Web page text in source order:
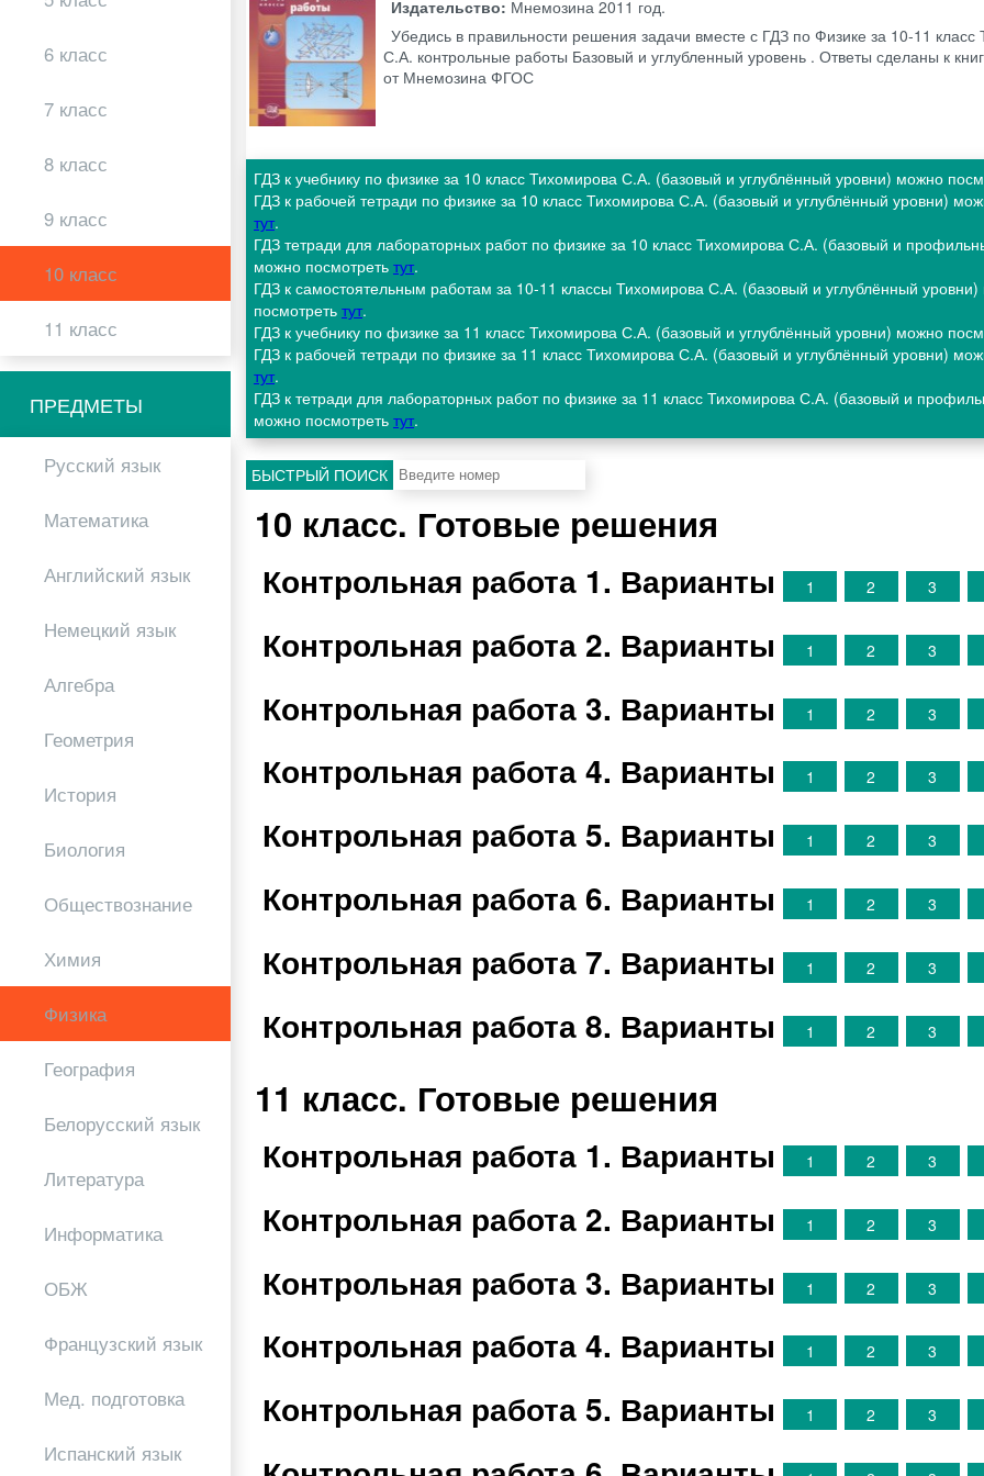
6 класс
7 класс
8 класс
9 класс
10 класс
11 класс
ПРЕДМЕТЫ
Русский язык
Математика
Английский язык
Немецкий язык
Алгебра
Геометрия
История
Биология
Обществознание
Химия
Физика
География
Белорусский язык
Литература
Информатика
ОБЖ
Французский язык
Мед. подготовка
Испанский язык
Издательство: Мнемозина 2011 год.
Убедись в правильности решения задачи вместе с ГДЗ по Физике за 10‐11 класс
С.А. контрольные работы Базовый и углубленный уровень . Ответы сделаны к
от Мнемозина ФГОС
ГДЗ к учебнику по физике за 10 класс Тихомирова С.А. (базовый и углублённый уровни) можно
ГДЗ к рабочей тетради по физике за 10 класс Тихомирова С.А. (базовый и углублённый уровни)
тут.
ГДЗ тетради для лабораторных работ по физике за 10 класс Тихомирова С.А. (базовый и
можно посмотреть тут.
ГДЗ к самостоятельным работам за 10-11 классы Тихомирова С.А. (базовый и углублённый
посмотреть тут.
ГДЗ к учебнику по физике за 11 класс Тихомирова С.А. (базовый и углублённый уровни) можно
ГДЗ к рабочей тетради по физике за 11 класс Тихомирова С.А. (базовый и углублённый уровни)
тут.
ГДЗ к тетради для лабораторных работ по физике за 11 класс Тихомирова С.А. (базовый и
можно посмотреть тут.
БЫСТРЫЙ ПОИСК
10 класс. Готовые решения
Контрольная работа 1. Варианты 1 2 3
Контрольная работа 2. Варианты 1 2 3
Контрольная работа 3. Варианты 1 2 3
Контрольная работа 4. Варианты 1 2 3
Контрольная работа 5. Варианты 1 2 3
Контрольная работа 6. Варианты 1 2 3
Контрольная работа 7. Варианты 1 2 3
Контрольная работа 8. Варианты 1 2 3
11 класс. Готовые решения
Контрольная работа 1. Варианты 1 2 3
Контрольная работа 2. Варианты 1 2 3
Контрольная работа 3. Варианты 1 2 3
Контрольная работа 4. Варианты 1 2 3
Контрольная работа 5. Варианты 1 2 3